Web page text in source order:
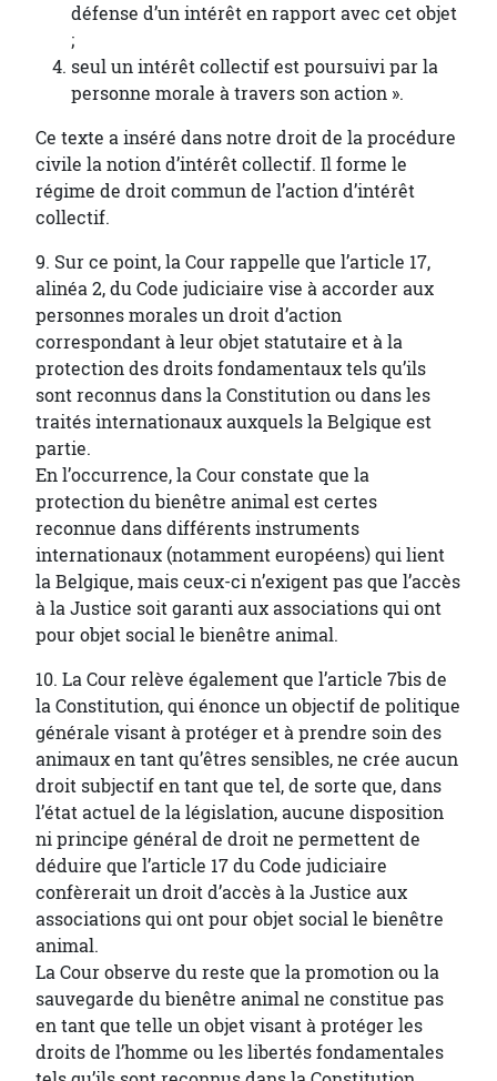
défense d’un intérêt en rapport avec cet objet
;
seul un intérêt collectif est poursuivi par la
personne morale à travers son action ».
Ce texte a inséré dans notre droit de la procédure
civile la notion d’intérêt collectif. Il forme le
régime de droit commun de l’action d’intérêt
collectif.
9. Sur ce point, la Cour rappelle que l’article 17,
alinéa 2, du Code judiciaire vise à accorder aux
personnes morales un droit d’action
correspondant à leur objet statutaire et à la
protection des droits fondamentaux tels qu’ils
sont reconnus dans la Constitution ou dans les
traités internationaux auxquels la Belgique est
partie.
En l’occurrence, la Cour constate que la
protection du bienêtre animal est certes
reconnue dans différents instruments
internationaux (notamment européens) qui lient
la Belgique, mais ceux-ci n’exigent pas que l’accès
à la Justice soit garanti aux associations qui ont
pour objet social le bienêtre animal.
10. La Cour relève également que l’article 7bis de
la Constitution, qui énonce un objectif de politique
générale visant à protéger et à prendre soin des
animaux en tant qu’êtres sensibles, ne crée aucun
droit subjectif en tant que tel, de sorte que, dans
l’état actuel de la législation, aucune disposition
ni principe général de droit ne permettent de
déduire que l’article 17 du Code judiciaire
confèrerait un droit d’accès à la Justice aux
associations qui ont pour objet social le bienêtre
animal.
La Cour observe du reste que la promotion ou la
sauvegarde du bienêtre animal ne constitue pas
en tant que telle un objet visant à protéger les
droits de l’homme ou les libertés fondamentales